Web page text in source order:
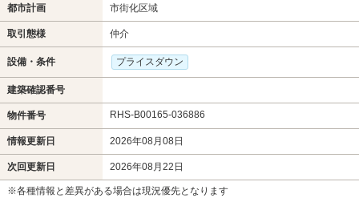
都市計画 市街化区域
取引態様 仲介
設備・条件 プライスダウン
建築確認番号
物件番号 RHS-B00165-036886
情報更新日 2026年08月08日
次回更新日 2026年08月22日
※各種情報と差異がある場合は現況優先となります